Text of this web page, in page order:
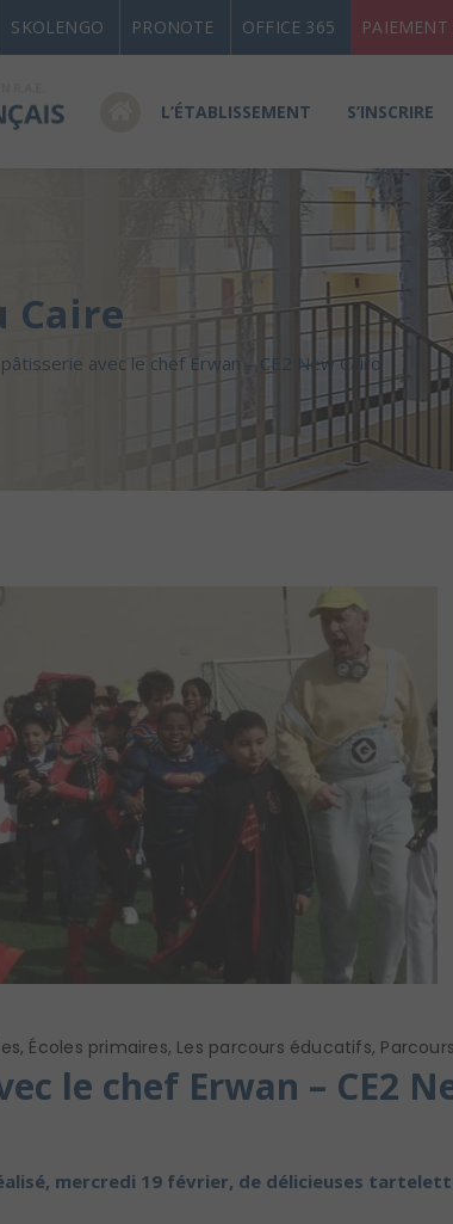
SKOLENGO PRONOTE OFFICE 365
L’ÉTABLISSEMENT S’INSCRIRE
Caire
avec le chef Erwan – CE2 New Cairo
, Écoles primaires, Les parcours éducatifs,
le chef Erwan – CE2
mercredi 19 février, de délicieuses